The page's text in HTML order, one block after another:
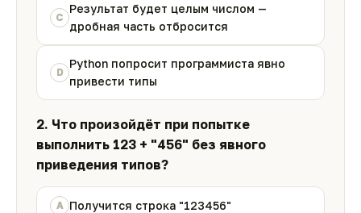
C
Результат будет целым числом —
дробная часть отбросится
D
Python попросит программиста явно
привести типы
2. Что произойдёт при попытке
выполнить 123 + "456" без явного
приведения типов?
A Получится строка "123456"